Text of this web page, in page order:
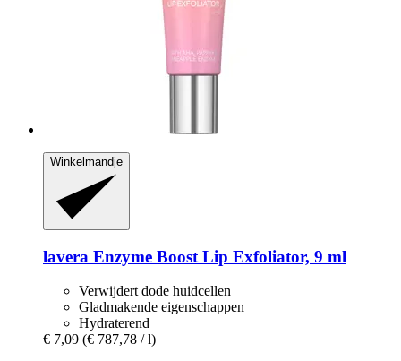
Winkelmandje
lavera Enzyme Boost Lip Exfoliator, 9 ml
Verwijdert dode huidcellen
Gladmakende eigenschappen
Hydraterend
€ 7,09 (€ 787,78 / l)